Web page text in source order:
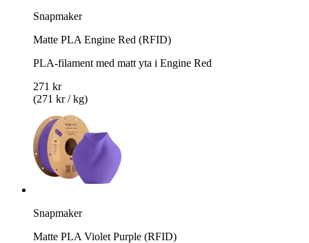
Snapmaker
Matte PLA Engine Red (RFID)
PLA-filament med matt yta i Engine Red
271 kr
(271 kr / kg)
Snapmaker
Matte PLA Violet Purple (RFID)